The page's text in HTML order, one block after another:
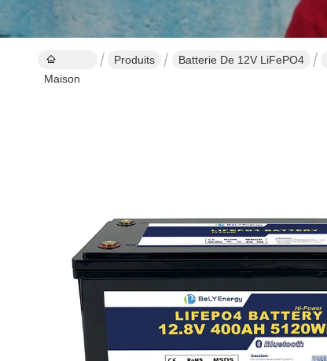
Maison
Produits Batterie De 12V LiFePO4